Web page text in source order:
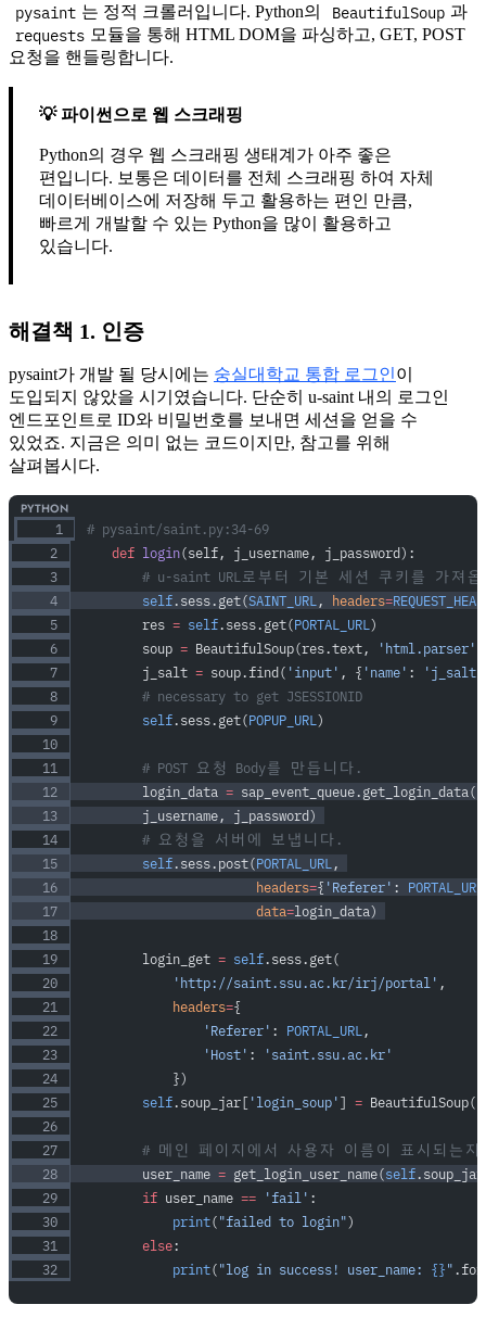
pysaint 는 정적 크롤러입니다. Python의 BeautifulSoup 과
requests 모듈을 통해 HTML DOM을 파싱하고, GET, POST
요청을 핸들링합니다.
파이썬으로 웹 스크래핑
Python의 경우 웹 스크래핑 생태계가 아주 좋은
편입니다. 보통은 데이터를 전체 스크래핑 하여 자체
데이터베이스에 저장해 두고 활용하는 편인 만큼,
빠르게 개발할 수 있는 Python을 많이 활용하고
있습니다.
해결책 1. 인증
pysaint가 개발 될 당시에는 숭실대학교 통합 로그인이
도입되지 않았을 시기였습니다. 단순히 u-saint 내의 로그인
엔드포인트로 ID와 비밀번호를 보내면 세션을 얻을 수
있었죠. 지금은 의미 없는 코드이지만, 참고를 위해
살펴봅시다.
# pysaint/saint.py:34-69
    def
login(self, j_username, j_password):
# u-saint URL로부터 기본 세션 쿠키를 가져
        self
.sess.get(SAINT_URL , headers=
        res
= self.sess.get(PORTAL_URL )
        soup
= BeautifulSoup(res.text, 'html.parser'
        j_salt
= soup.find( 'input' , { 'name' : 'j_salt'
        # necessary to get JSESSIONID
        self
.sess.get(POPUP_URL )
        # POST 요청 Body를 만듭니다.
        login_data
=
        j_username, j_password)
        # 요청을 서버에 보냅니다.
        self
.sess.post(PORTAL_URL ,
                       headers
={ 'Referer' : PORTAL_URL
                       data
=login_data)
        login_get
= self.sess.get(
            'http://saint.ssu.ac.kr/irj/portal'
,
            headers
={
                'Referer'
: PORTAL_URL ,
                'Host'
:
'saint.ssu.ac.kr'
            })
        self
.soup_jar['login_soup'] =
# 메인 페이지에서 사용자 이름이 표시되는
        user_name
= get_login_user_name(self
        if
user_name == 'fail' :
            print
("failed to login")
        else
:
            print
("log in success! user_name: {}"